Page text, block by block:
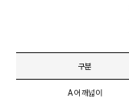
구분
A 어깨넓이